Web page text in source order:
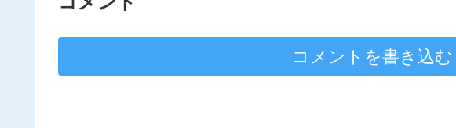
コメントを書き込む